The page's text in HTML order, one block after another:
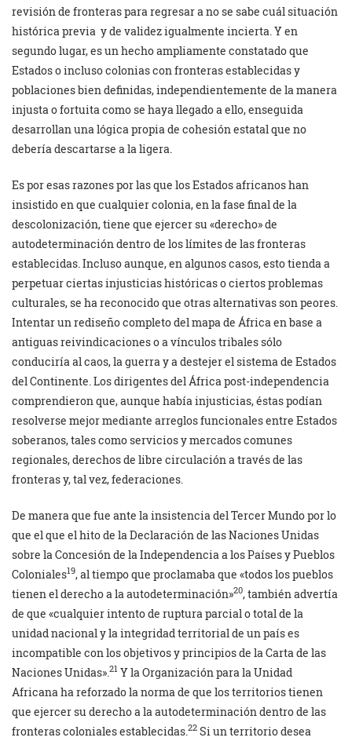
revisión de fronteras para regresar a no se sabe cuál situación
histórica previa y de validez igualmente incierta. Y en
segundo lugar, es un hecho ampliamente constatado que
Estados o incluso colonias con fronteras establecidas y
poblaciones bien definidas, independientemente de la manera
injusta o fortuita como se haya llegado a ello, enseguida
desarrollan una lógica propia de cohesión estatal que no
debería descartarse a la ligera.
Es por esas razones por las que los Estados africanos han
insistido en que cualquier colonia, en la fase final de la
descolonización, tiene que ejercer su «derecho» de
autodeterminación dentro de los límites de las fronteras
establecidas. Incluso aunque, en algunos casos, esto tienda a
perpetuar ciertas injusticias históricas o ciertos problemas
culturales, se ha reconocido que otras alternativas son peores.
Intentar un rediseño completo del mapa de África en base a
antiguas reivindicaciones o a vínculos tribales sólo
conduciría al caos, la guerra y a destejer el sistema de Estados
del Continente. Los dirigentes del África post-independencia
comprendieron que, aunque había injusticias, éstas podían
resolverse mejor mediante arreglos funcionales entre Estados
soberanos, tales como servicios y mercados comunes
regionales, derechos de libre circulación a través de las
fronteras y, tal vez, federaciones.
De manera que fue ante la insistencia del Tercer Mundo por lo
que el que el hito de la Declaración de las Naciones Unidas
sobre la Concesión de la Independencia a los Países y Pueblos
Coloniales19, al tiempo que proclamaba que «todos los pueblos
tienen el derecho a la autodeterminación»20, también advertía
de que «cualquier intento de ruptura parcial o total de la
unidad nacional y la integridad territorial de un país es
incompatible con los objetivos y principios de la Carta de las
Naciones Unidas». 21 Y la Organización para la Unidad
Africana ha reforzado la norma de que los territorios tienen
que ejercer su derecho a la autodeterminación dentro de las
fronteras coloniales establecidas. 22 Si un territorio desea